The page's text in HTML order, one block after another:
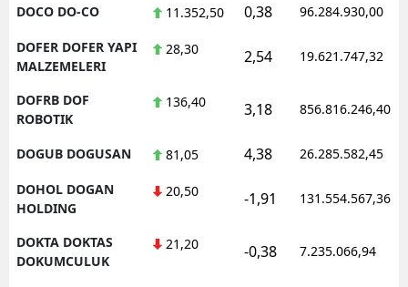
DOCO DO-CO 11.352,50 0,38 96.284.930,00
DOFER DOFER YAPI
MALZEMELERI
28,30 2,54 19.621.747,32
DOFRB DOF
ROBOTIK
136,40 3,18 856.816.246,40
DOGUB DOGUSAN 81,05 4,38 26.285.582,45
DOHOL DOGAN
HOLDING
20,50 -1,91 131.554.567,36
DOKTA DOKTAS
DOKUMCULUK
21,20 -0,38 7.235.066,94